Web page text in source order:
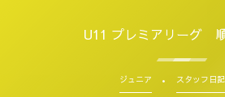
U11 プレミアリーグ
ジュニア スタッフ日記